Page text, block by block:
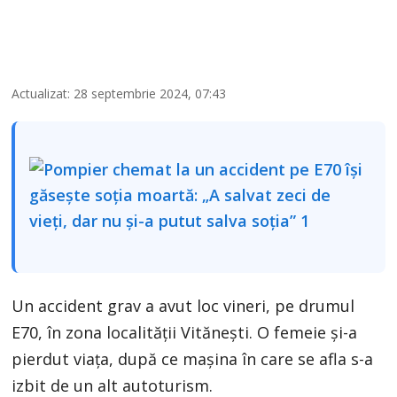
Actualizat: 28 septembrie 2024, 07:43
Un accident grav a avut loc vineri, pe drumul
E70, în zona localității Vitănești. O femeie și-a
pierdut viața, după ce mașina în care se afla s-a
izbit de un alt autoturism.